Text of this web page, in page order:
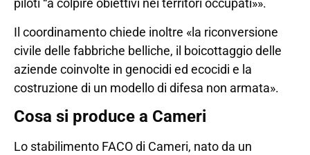
piloti “a colpire obiettivi nei territori occupati»».
Il coordinamento chiede inoltre «la riconversione
civile delle fabbriche belliche, il boicottaggio delle
aziende coinvolte in genocidi ed ecocidi e la
costruzione di un modello di difesa non armata».
Cosa si produce a Cameri
Lo stabilimento FACO di Cameri, nato da un